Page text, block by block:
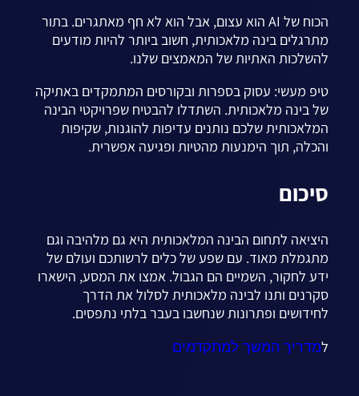
הכוח של AI הוא עצום, אבל הוא לא חף מאתגרים. בתור
מתרגלים בינה מלאכותית, חשוב ביותר להיות מודעים
להשלכות האתיות של המאמצים שלנו.
טיפ מעשי: עסוק בספרות ובקורסים המתמקדים באתיקה
של בינה מלאכותית. השתדלו להבטיח שפרויקטי הבינה
המלאכותית שלכם נותנים עדיפות להוגנות, שקיפות
והכלה, תוך הימנעות מהטיות ופגיעה אפשרית.
סיכום
היציאה לתחום הבינה המלאכותית היא גם מלהיבה וגם
מתגמלת מאוד. עם שפע של כלים לרשותכם ועולם של
ידע לחקור, השמיים הם הגבול. אמצו את המסע, הישארו
סקרנים ותנו לבינה מלאכותית לסלול את הדרך
לחידושים ופתרונות שנחשבו בעבר בלתי נתפסים.
למדריך המשך למתקדמים